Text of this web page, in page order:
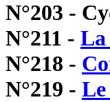
N°203 -
N°211 - La
N°218 -
N°219 - Le